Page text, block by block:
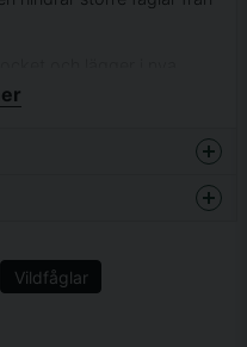
sökande efter mat
Vildfåglar